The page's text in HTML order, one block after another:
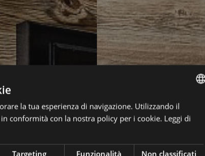
ITALIAN
la tua esperienza di navigazione. Utilizzando il
conformità con la nostra policy per i cookie. Leggi di
Targeting Funzionalità Non classificati